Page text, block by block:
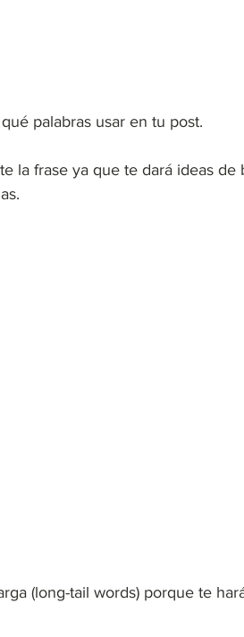
palabras usar en tu post.
la frase ya que te dará ideas de
(long-tail words) porque te